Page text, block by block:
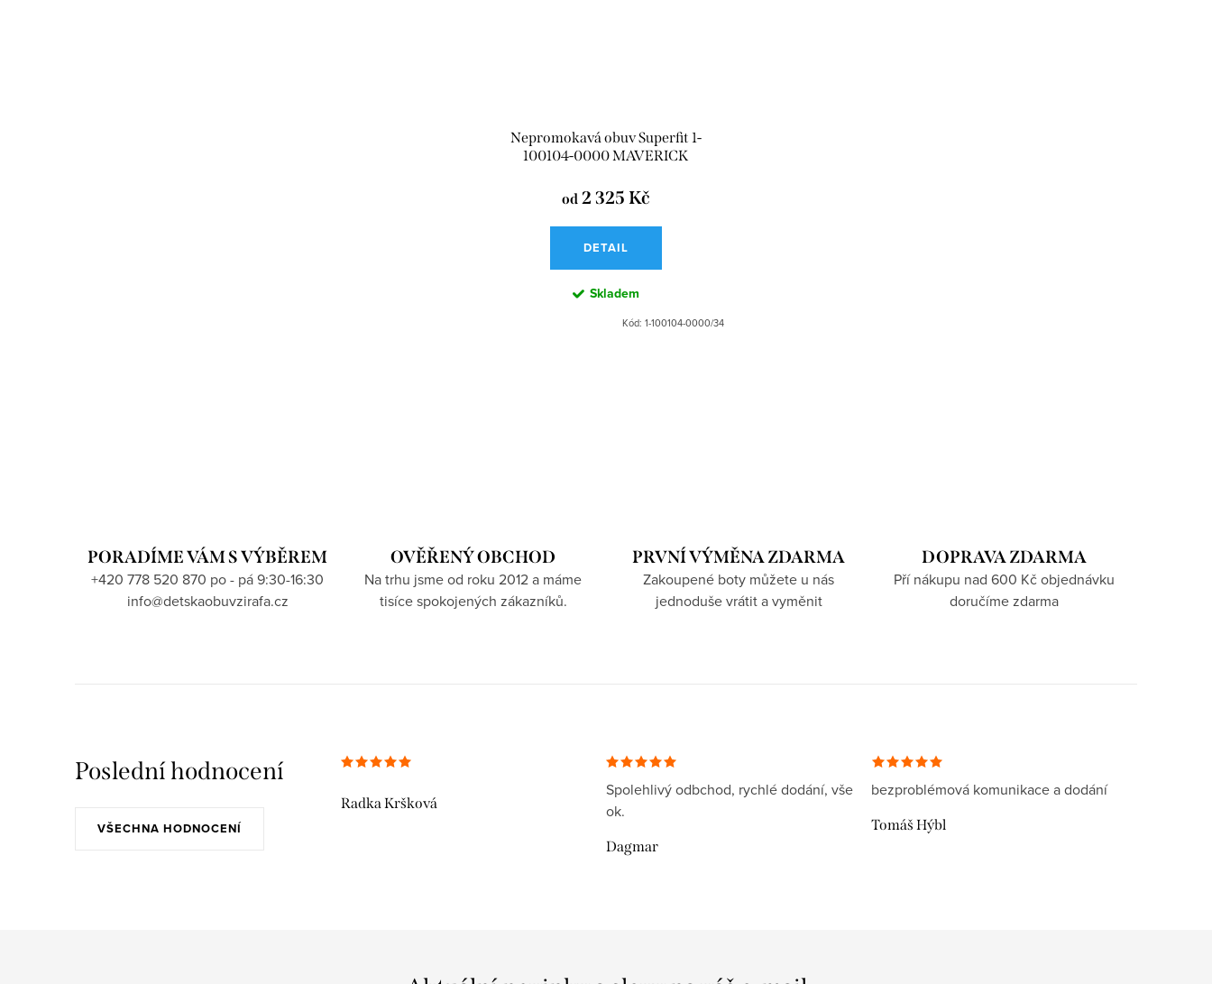
Nepromokavá obuv Superfit 1-
100104-0000 MAVERICK
od 2 325 Kč
DETAIL
Skladem
Kód: 1-100104-0000/34
PORADÍME VÁM S VÝBĚREM
+420 778 520 870 po - pá 9:30-16:30
info@detskaobuvzirafa.cz
OVĚŘENÝ OBCHOD
Na trhu jsme od roku 2012 a máme
tisíce spokojených zákazníků.
PRVNÍ VÝMĚNA ZDARMA
Zakoupené boty můžete u nás
jednoduše vrátit a vyměnit
DOPRAVA ZDARMA
Pří nákupu nad 600 Kč objednávku
doručíme zdarma
Poslední hodnocení
VŠECHNA HODNOCENÍ
Radka Kršková
Spolehlivý odbchod, rychlé dodání, vše
ok.
Dagmar
bezproblémová komunikace a dodání
Tomáš Hýbl